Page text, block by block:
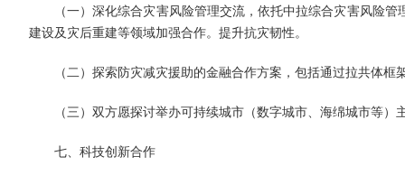
（一）深化综合灾害风险管理交流，依托中拉综合灾害风险
建设及灾后重建等领域加强合作。提升抗灾韧性。
（二）探索防灾减灾援助的金融合作方案，包括通过拉共体
（三）双方愿探讨举办可持续城市（数字城市、海绵城市等）
七、科技创新合作